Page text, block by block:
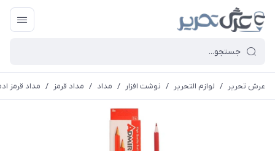
عرش تحریر / لوازم التحریر / نوشت افزار / مداد / مداد قرمز / مداد قرمز